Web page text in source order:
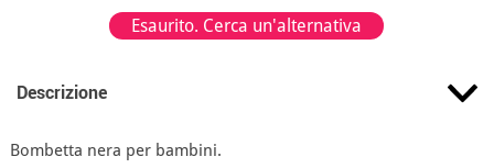
Esaurito. Cerca un'alternativa
Descrizione
Bombetta nera per bambini.